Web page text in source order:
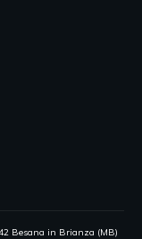
Besana in Brianza (MB)